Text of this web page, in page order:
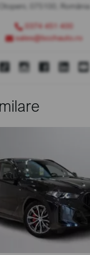
Otopeni, 075100, România
0374 451 400
sales@bcchauto.ro